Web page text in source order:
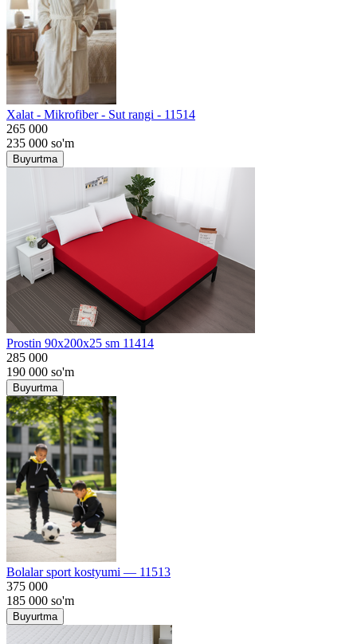
Хalat - Mikrofiber - Sut rangi - 11514
265 000
235 000 so'm
Buyurtma
Prostin 90x200x25 sm 11414
285 000
190 000 so'm
Buyurtma
Bolalar sport kostyumi — 11513
375 000
185 000 so'm
Buyurtma